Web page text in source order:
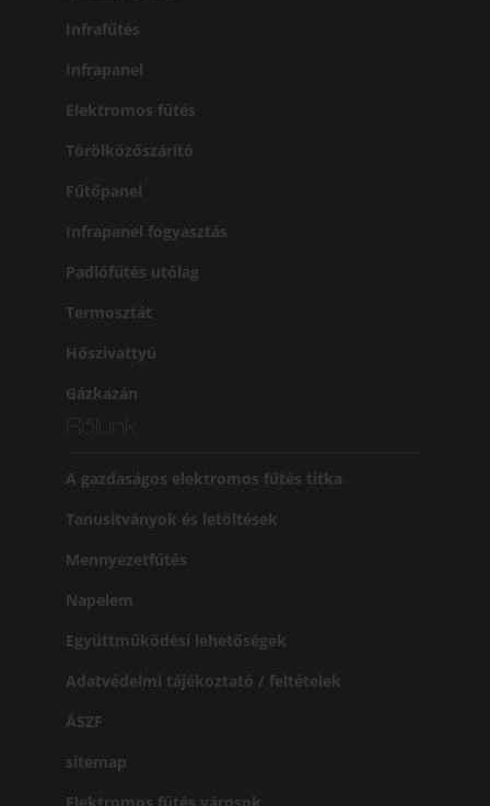
Infrafűtés
Infrapanel
Elektromos fűtés
Törölközőszárító
Fűtőpanel
Infrapanel fogyasztás
Padlófűtés utólag
Termosztát
Hőszivattyú
Gázkazán
A gazdaságos elektromos fűtés titka
Tanusítványok és letöltések
Mennyezetfűtés
Napelem
Együttműködési lehetőségek
Adatvédelmi tájékoztató / feltételek
ÁSZF
sitemap